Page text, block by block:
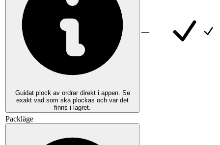
Guidat plock av ordrar direkt i appen. Se
exakt vad som ska plockas och var det
finns i lagret.
—
Packläge